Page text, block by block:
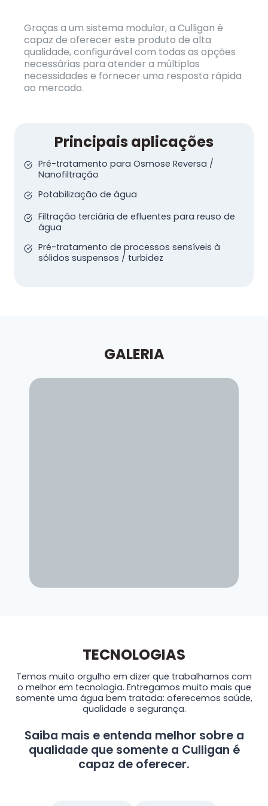
Graças a um sistema modular, a Culligan é
capaz de oferecer este produto de alta
qualidade, configurável com todas as opções
necessárias para atender a múltiplas
necessidades e fornecer uma resposta rápida
ao mercado.
Principais aplicações
Pré-tratamento para Osmose Reversa /
Nanofiltração
Potabilização de água
Filtração terciária de efluentes para reuso de
água
Pré-tratamento de processos sensíveis à
sólidos suspensos / turbidez
GALERIA
TECNOLOGIAS
Temos muito orgulho em dizer que trabalhamos com
o melhor em tecnologia. Entregamos muito mais que
somente uma água bem tratada: oferecemos saúde,
qualidade e segurança.
Saiba mais e entenda melhor sobre a
qualidade que somente a Culligan é
capaz de oferecer.